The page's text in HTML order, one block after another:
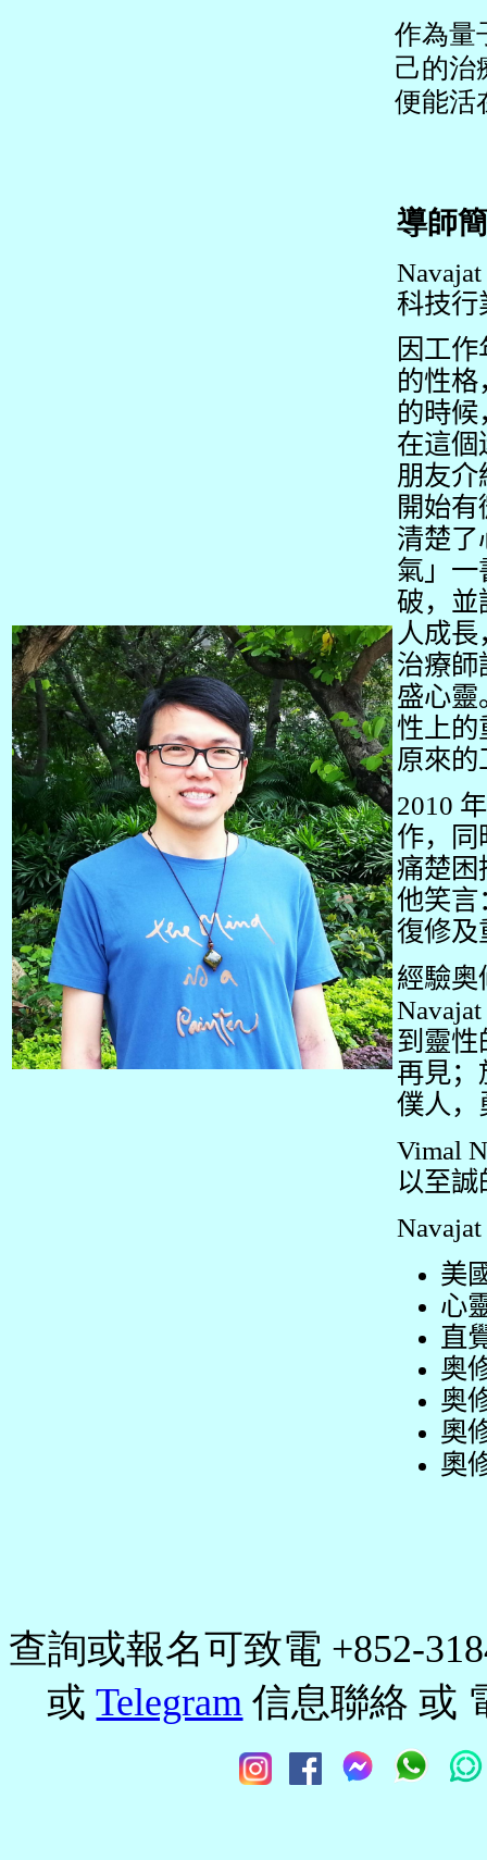
作為量
己的治
便能活
導師
科技行
因工
的性
的時
在這個
朋友
開始
清楚了
氣」一
破，並
人成
治療師
盛心靈
性上的
原來
2010
作，同
痛楚困
他笑言
復修及
經驗奥
Navajat
到靈性
再見；
僕人，
Vimal
以至誠
美
心
直
奥
奥
奧
奧
查詢或報名可致電 +852-
或Telegram 信息聯絡 或